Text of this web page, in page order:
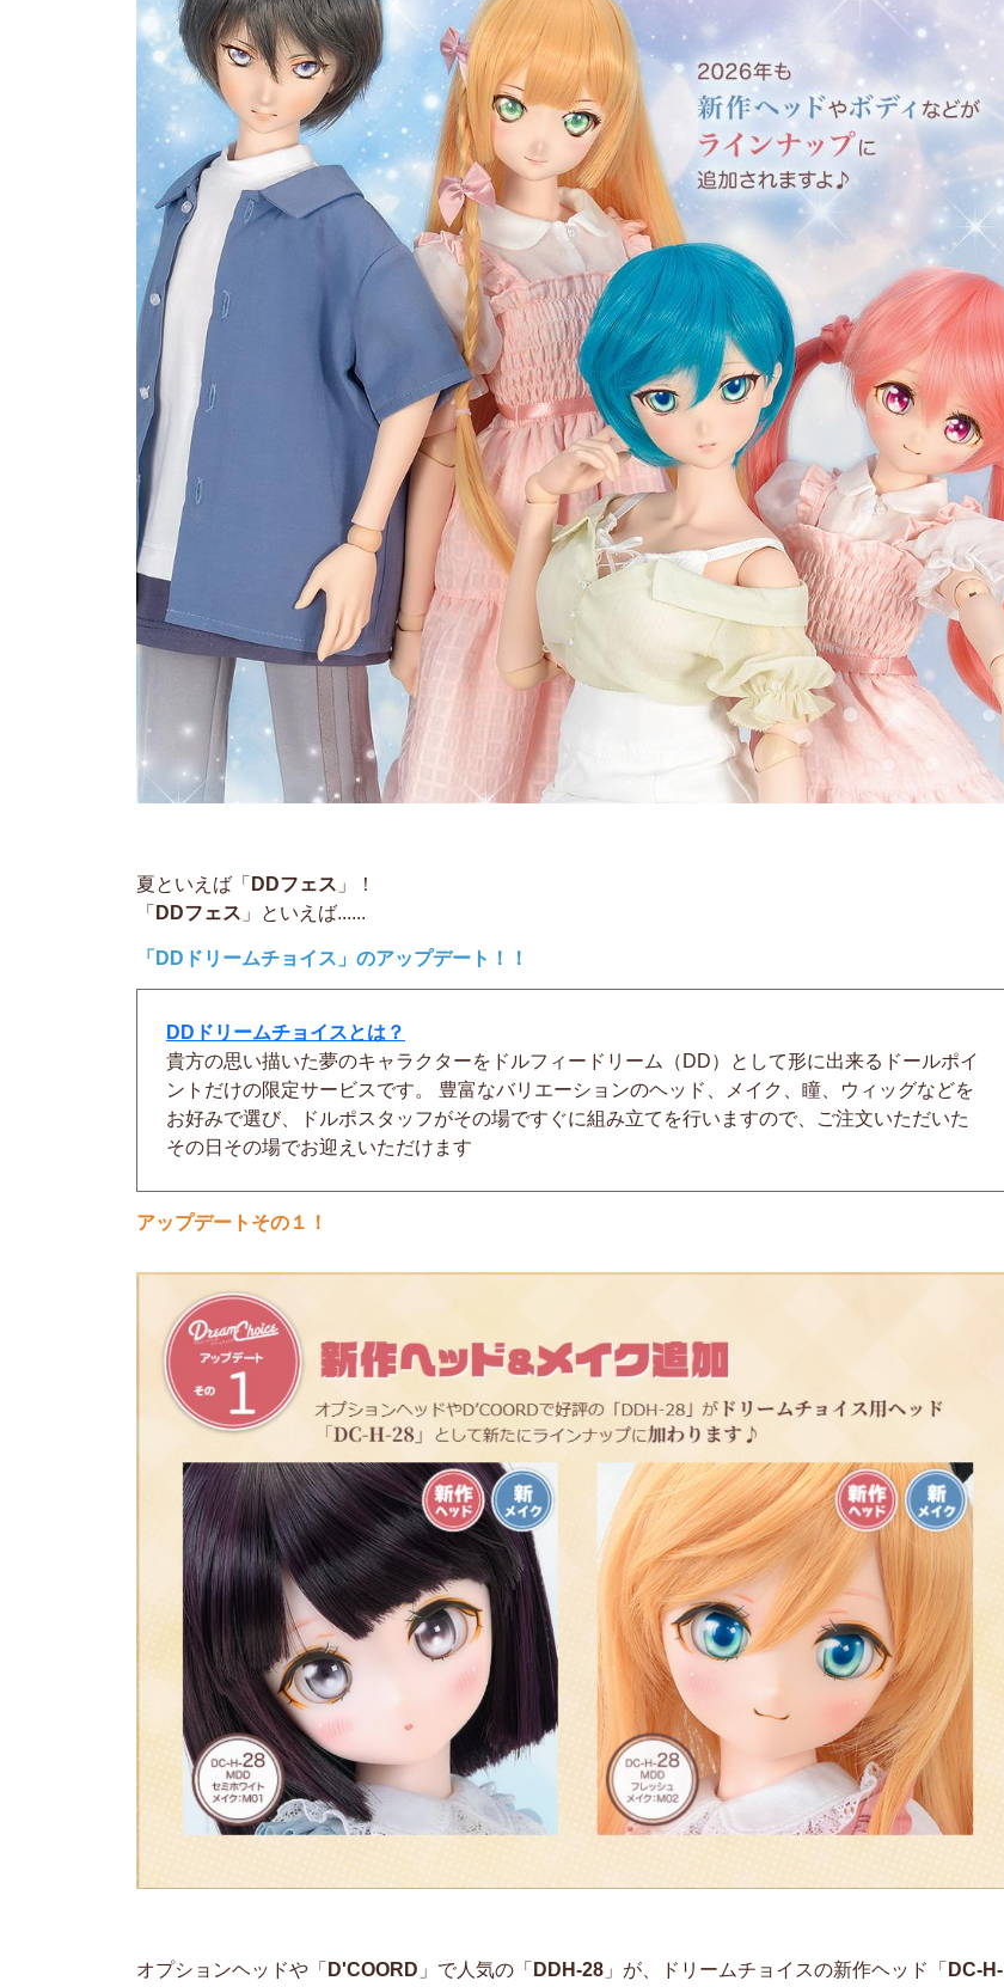
夏といえば「 DDフェス 」！
「 DDフェス 」といえば......
「DDドリームチョイス」のアップデート！！
DDドリームチョイスとは？
貴方の思い描いた夢のキャラクターをドルフィードリーム（DD）として形に出来るドールポイ
ントだけの限定サービスです。 豊富なバリエーションのヘッド、メイク、瞳、ウィッグなどを
お好みで選び、ドルポスタッフがその場ですぐに組み立てを行いますので、ご注文いただいた
その日その場でお迎えいただけます
アップデートその１！
オプションヘッドや「 D'COORD 」で人気の「 DDH-28 」が、ドリームチョイスの新作ヘッド「 DC-H-